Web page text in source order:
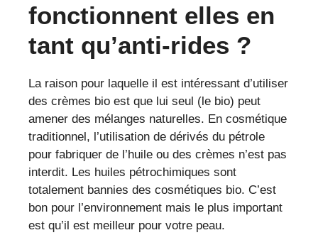
fonctionnent elles en
tant qu’anti-rides ?
La raison pour laquelle il est intéressant d’utiliser
des crèmes bio est que lui seul (le bio) peut
amener des mélanges naturelles. En cosmétique
traditionnel, l’utilisation de dérivés du pétrole
pour fabriquer de l’huile ou des crèmes n’est pas
interdit. Les huiles pétrochimiques sont
totalement bannies des cosmétiques bio. C’est
bon pour l’environnement mais le plus important
est qu’il est meilleur pour votre peau.